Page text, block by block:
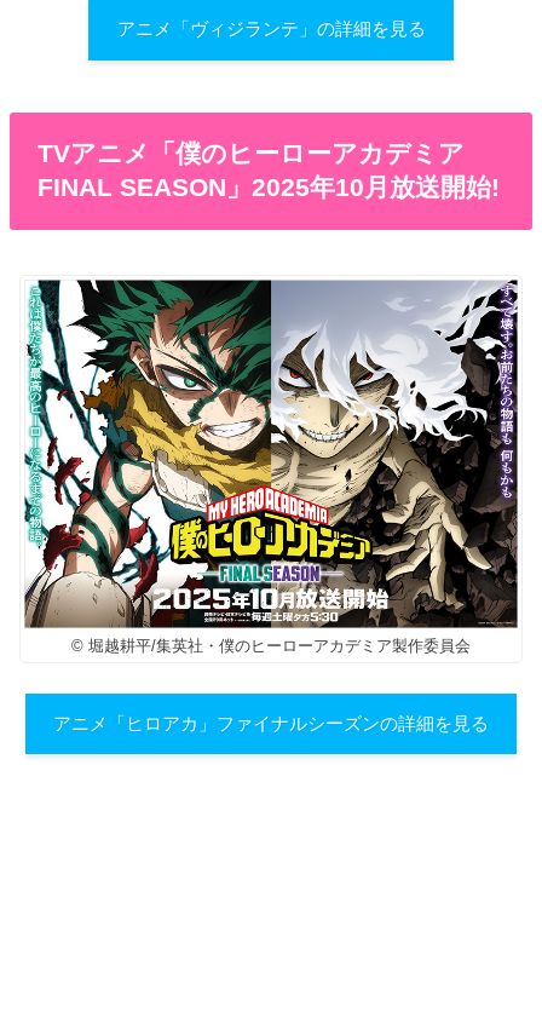
アニメ「ヴィジランテ」の詳細を見る
TVアニメ「僕のヒーローアカデミア
FINAL SEASON」2025年10月放送開始!
© 堀越耕平/集英社・僕のヒーローアカデミア製作委員会
アニメ「ヒロアカ」ファイナルシーズンの詳細を見る